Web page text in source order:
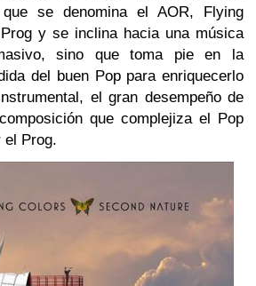
se denomina el AOR, Flying
Prog y se inclina hacia una música
sino que toma pie en la
del buen Pop para enriquecerlo
el gran desempeño de
que complejiza el Pop
el Prog.